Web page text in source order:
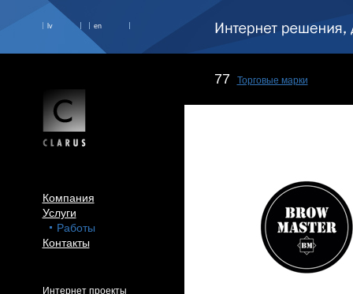
lv en
Компания
Услуги
Работы
Контакты
Интернет проекты
77 Торговые марки